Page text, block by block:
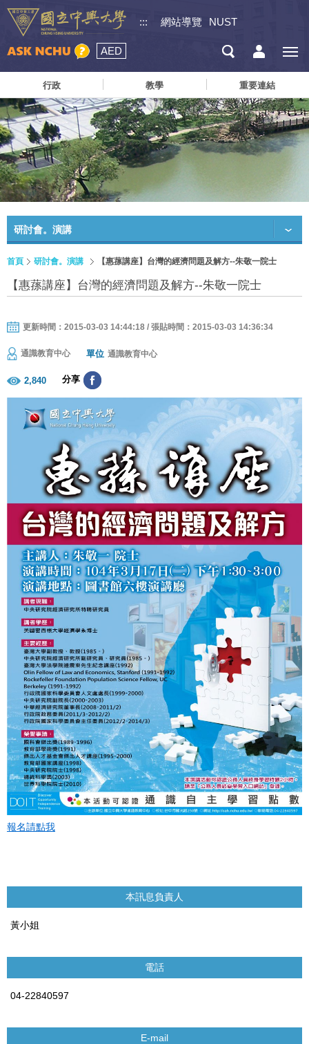
::: 網站導覽 NUST
AED
行政 教學 重要連結
研討會。演講
首頁 研討會。演講 【惠蓀講座】台灣的經濟問題及解方--朱敬一院士
【惠蓀講座】台灣的經濟問題及解方--朱敬一院士
更新時間：2015-03-03 14:44:18 / 張貼時間：2015-03-03 14:36:34
通識教育中心 單位 通識教育中心
2,840 分享
報名請點我
本訊息負責人
黃小姐
電話
04-22840597
E-mail